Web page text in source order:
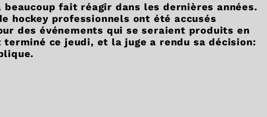
beaucoup fait réagir dans les dernières années.
hockey professionnels ont été accusés
des événements qui se seraient produits en
terminé ce jeudi, et la juge a rendu sa décision: